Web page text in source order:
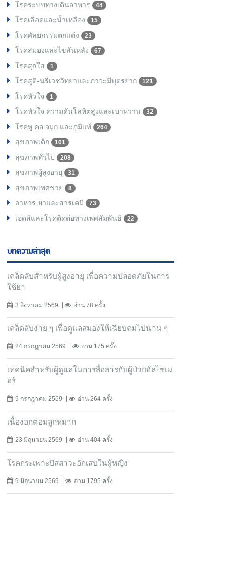
โรคระบบทางเดินอาหาร 44
โรคเลือดและน้ำเหลือง 15
โรคศัลยกรรมตกแต่ง 23
โรคสมองและไขสันหลัง 67
โรคสุกใส 1
โรคสูติ-นรีเวชวิทยาและภาวะมีบุตรยาก 121
โรคหัวใจ 1
โรคหัวใจ ความดันโลหิตสูงและเบาหวาน 32
โรคหู คอ จมูก และภูมิแพ้ 264
สุขภาพเด็ก 101
สุขภาพทั่วไป 208
สุขภาพผู้สูงอายุ 31
สุขภาพเพศชาย 8
อาหาร ยาและสารเคมี 73
เอดส์และโรคติดต่อทางเพศสัมพันธ์ 22
บทความล่าสุด
เคล็ดลับสำหรับผู้สูงอายุ เพื่อความปลอดภัยในการ
ใช้ยา
3 สิงหาคม 2569 อ่าน 78 ครั้ง
เคล็ดลับง่าย ๆ เพื่อดูแลสมองให้เฉียบคมไปนาน ๆ
24 กรกฎาคม 2569 อ่าน 175 ครั้ง
เทคนิคสำหรับผู้ดูแลในการสื่อสารกับผู้ป่วยอัลไซเม
อร์
9 กรกฎาคม 2569 อ่าน 264 ครั้ง
เนื้องอกต่อมลูกหมาก
23 มิถุนายน 2569 อ่าน 404 ครั้ง
โรคกระเพาะปัสสาวะอักเสบในผู้หญิง
9 มิถุนายน 2569 อ่าน 1795 ครั้ง